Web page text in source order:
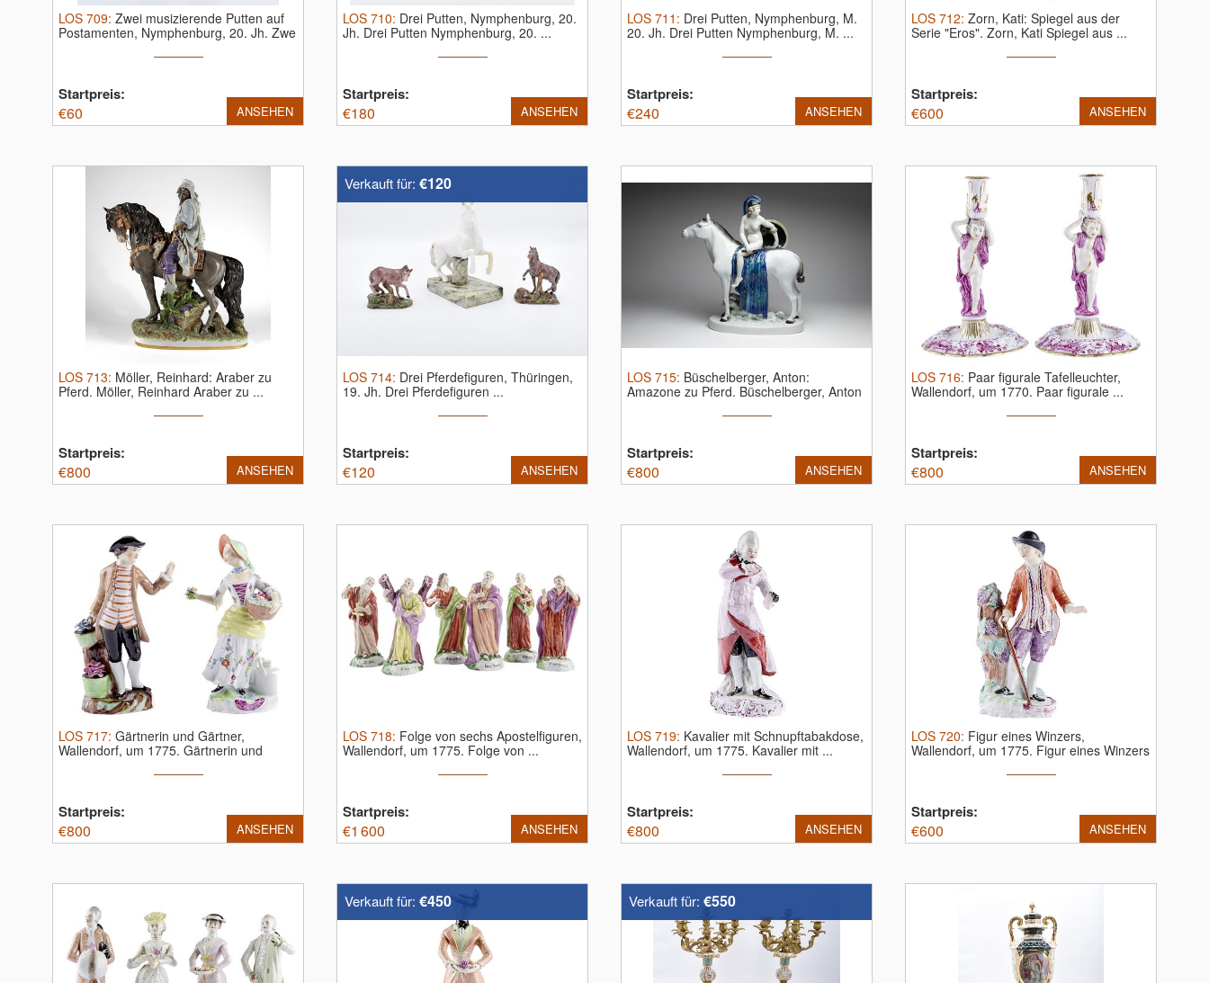
LOS 709: Zwei musizierende Putten auf
Postamenten, Nymphenburg, 20. Jh. Zwe
Startpreis:
€60 ANSEHEN
LOS 710: Drei Putten, Nymphenburg, 20.
Jh. Drei Putten Nymphenburg, 20. ...
Startpreis:
€180 ANSEHEN
LOS 711 : Drei Putten, Nymphenburg, M.
20. Jh. Drei Putten Nymphenburg, M. ...
Startpreis:
€240 ANSEHEN
LOS 712: Zorn, Kati: Spiegel aus der
Serie "Eros". Zorn, Kati Spiegel aus ...
Startpreis:
€600 ANSEHEN
LOS 713: Möller, Reinhard: Araber zu
Pferd. Möller, Reinhard Araber zu ...
Startpreis:
€800 ANSEHEN
Verkauft für: €120
LOS 714: Drei Pferdefiguren, Thüringen,
19. Jh. Drei Pferdefiguren ...
Startpreis:
€120 ANSEHEN
LOS 715: Büschelberger, Anton:
Amazone zu Pferd. Büschelberger, Anton
Startpreis:
€800 ANSEHEN
LOS 716: Paar figurale Tafelleuchter,
Wallendorf, um 1770. Paar figurale ...
Startpreis:
€800 ANSEHEN
LOS 717: Gärtnerin und Gärtner,
Wallendorf, um 1775. Gärtnerin und
Startpreis:
€800 ANSEHEN
LOS 718: Folge von sechs Apostelfiguren,
Wallendorf, um 1775. Folge von ...
Startpreis:
€1 600 ANSEHEN
LOS 719: Kavalier mit Schnupftabakdose,
Wallendorf, um 1775. Kavalier mit ...
Startpreis:
€800 ANSEHEN
LOS 720: Figur eines Winzers,
Wallendorf, um 1775. Figur eines Winzers
Startpreis:
€600 ANSEHEN
Verkauft für: €450 Verkauft für: €550